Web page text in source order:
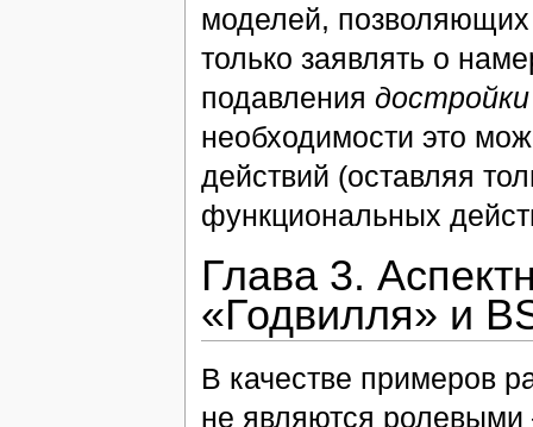
моделей, позволяющих
только заявлять о
подавления достройки
необходимости это
действий (оставляя
функциональных
Глава 3.
«Годвилля» и
В качестве примеров
не являются ролевыми